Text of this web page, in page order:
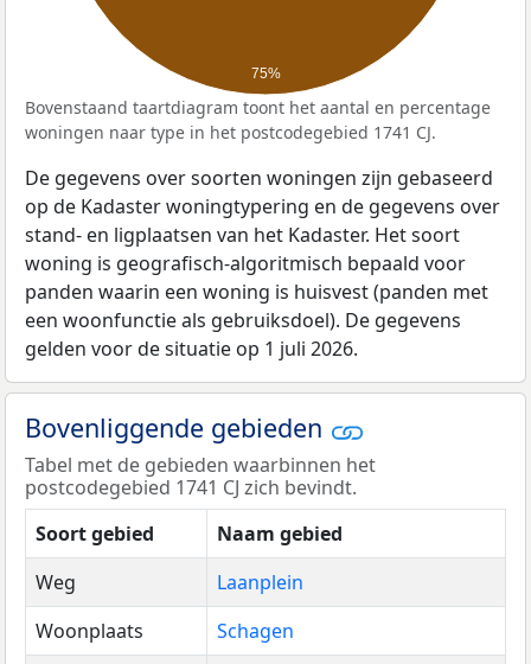
75%
Bovenstaand taartdiagram toont het aantal en percentage
woningen naar type in het postcodegebied 1741 CJ.
De gegevens over soorten woningen zijn gebaseerd
op de Kadaster woningtypering en de gegevens over
stand- en ligplaatsen van het Kadaster. Het soort
woning is geografisch-algoritmisch bepaald voor
panden waarin een woning is huisvest (panden met
een woonfunctie als gebruiksdoel). De gegevens
gelden voor de situatie op 1 juli 2026.
Bovenliggende gebieden
Tabel met de gebieden waarbinnen het
postcodegebied 1741 CJ zich bevindt.
Soort gebied
Naam gebied
Weg
Laanplein
Woonplaats
Schagen